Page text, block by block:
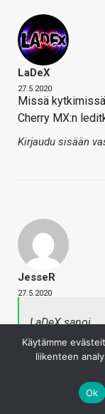
LaDeX
27.5.2020
Missä
Cherry MX:n
Kirjaudu sisään
JesseR
27.5.2020
LaDeX sanoi
Hyvä että
tilasin viime
129e. Saa
Napsauta
Käytämme
liikenteen
Ok